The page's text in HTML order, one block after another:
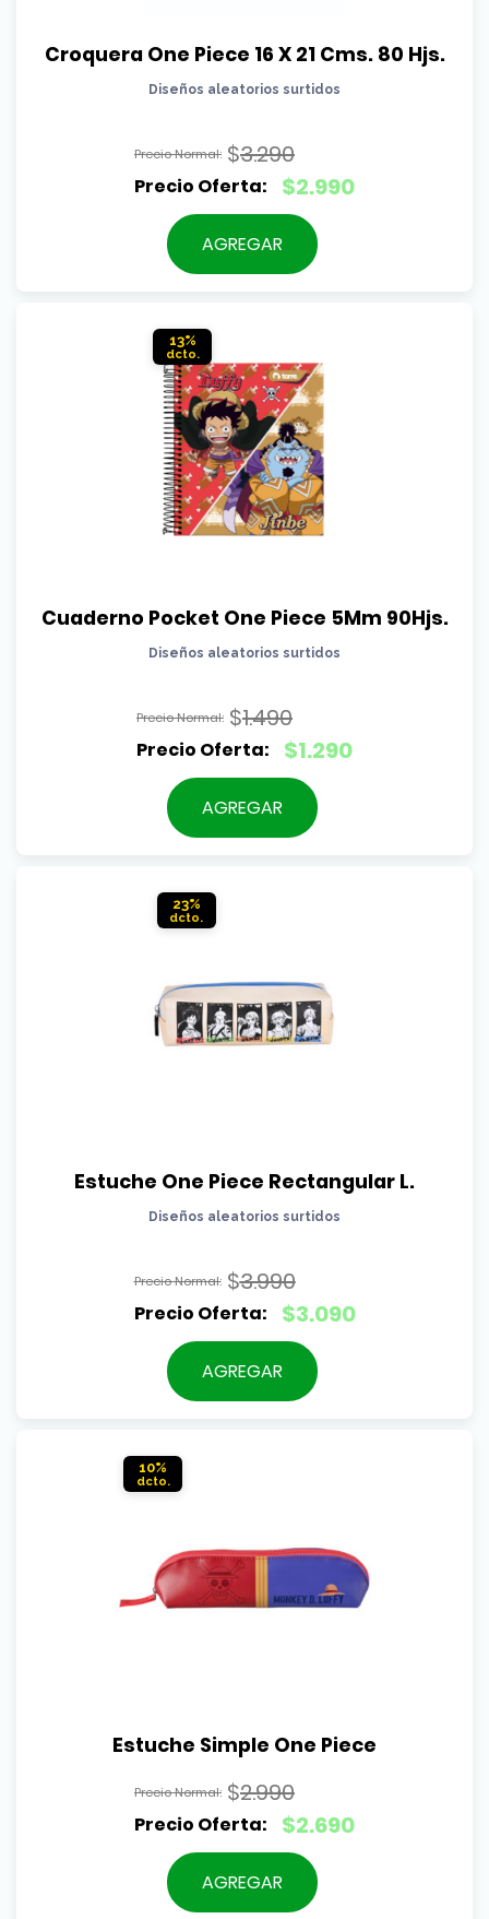
Croquera One Piece 16 X 21 Cms. 80 Hjs.
Diseños aleatorios surtidos
$3.290
El
precio
original
$2.990
El
precio
actual
AGREGAR
13%
Cuaderno Pocket One Piece 5Mm 90Hjs.
Diseños aleatorios surtidos
$1.490
El
precio
original
$1.290
El
precio
actual
AGREGAR
23%
Estuche One Piece Rectangular L.
Diseños aleatorios surtidos
$3.990
El
precio
original
$3.090
El
precio
actual
AGREGAR
10%
Estuche Simple One Piece
$2.990
El
precio
original
$2.690
El
precio
actual
AGREGAR